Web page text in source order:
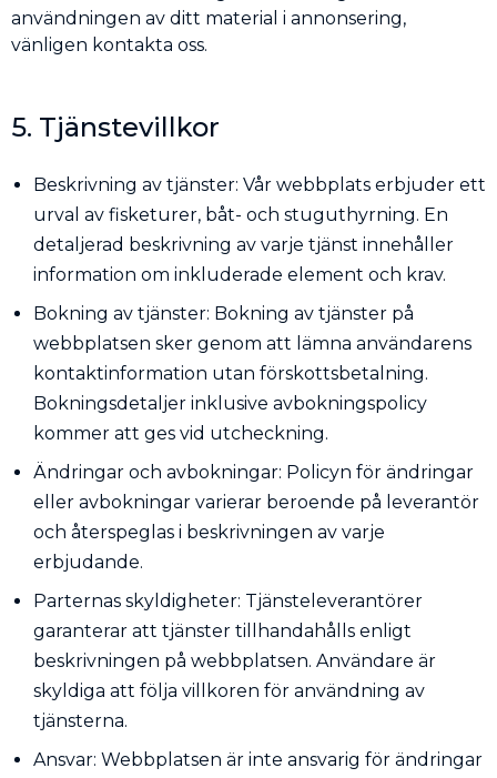
användningen av ditt material i annonsering,
vänligen kontakta oss.
5. Tjänstevillkor
Beskrivning av tjänster: Vår webbplats erbjuder ett
urval av fisketurer, båt- och stuguthyrning. En
detaljerad beskrivning av varje tjänst innehåller
information om inkluderade element och krav.
Bokning av tjänster: Bokning av tjänster på
webbplatsen sker genom att lämna användarens
kontaktinformation utan förskottsbetalning.
Bokningsdetaljer inklusive avbokningspolicy
kommer att ges vid utcheckning.
Ändringar och avbokningar: Policyn för ändringar
eller avbokningar varierar beroende på leverantör
och återspeglas i beskrivningen av varje
erbjudande.
Parternas skyldigheter: Tjänsteleverantörer
garanterar att tjänster tillhandahålls enligt
beskrivningen på webbplatsen. Användare är
skyldiga att följa villkoren för användning av
tjänsterna.
Ansvar: Webbplatsen är inte ansvarig för ändringar